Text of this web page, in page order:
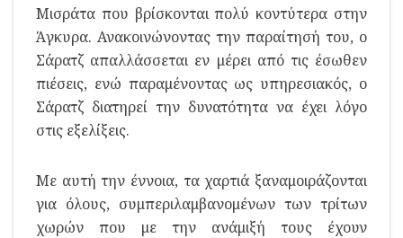
Μισράτα που βρίσκονται πολύ κοντύτερα στην
Άγκυρα. Ανακοινώνοντας την παραίτησή του, ο
Σάρατζ απαλλάσσεται εν μέρει από τις έσωθεν
πιέσεις, ενώ παραμένοντας ως υπηρεσιακός, ο
Σάρατζ διατηρεί την δυνατότητα να έχει λόγο
στις εξελίξεις.
Με αυτή την έννοια, τα χαρτιά ξαναμοιράζονται
για όλους, συμπεριλαμβανομένων των τρίτων
χωρών που με την ανάμιξή τους έχουν